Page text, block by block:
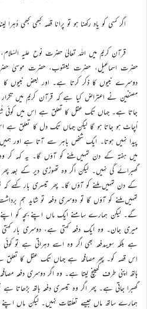
اگر کسی کو یاد رکھنا ہو تو پرانا قصہ کبھی کبھی دُہرا
قرآن کریم میں اللہ تعالیٰ حضرت نوح علیہ
حضرت اسماعیل، حضرت یعقوب، حضرت موسیٰ
دوسرے نبیوں کا ذکر کرتا ہے۔ اور بعض نبیوں کا
مصنفین نے اعتراض کیا ہے کہ قرآن کریم میں
جاتا ہے۔ جہاں تک عقل کا تعلق ہے اِس میں کوئی
اُچاٹ ہو جاتا ہو گا لیکن جہاں تک دل کا تعلق
پیدا نہیں ہوتا۔ ایک شخص باہر سے آتا ہے اور
میں ہفتہ کے دن تمہیں ملنے کو آؤں گا۔ یہ کہہ
گھبرائے گی نہیں۔ لیکن اگر وہ تھوڑی دیر کے بعد
کے دن تمہیں ملنے کو آؤں گا۔ پھر تیسری بار کہے
تمہیں ملنے کو آؤں گا تو دوسری دفعہ تو شاید ہم
گے۔ لیکن ہمارے سامنے ایک ماں اپنے بچہ کو
میری جان۔ وہ ایک دفعہ کہتی ہے، دوسری بار کہتی
ہے بلکہ سویںدفعہ بھی اگر وہ اسے دہراتی ہے تو
اِس قصہ کو۔ پھر مصافحہ ہے جہاں تک عقل کا
ہاتھ اپنی طرف کھینچ لیتا ہے۔ وہ اگر دوسری دفعہ
گھبرا جاتی ہے۔ پھر اگر وہ تیسری دفعہ ہاتھ بڑھاتا
ہمارے ساتھ ماں جیسے تعلّقات نہیں۔ لیکن ماں